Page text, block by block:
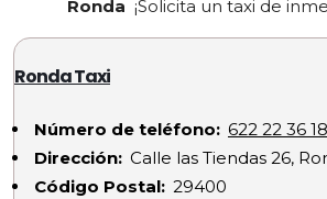
Ronda ¡Solicita un taxi de
Ronda Taxi
Número de teléfono: 622 22 36 18
Dirección: Calle las Tiendas 26,
Código Postal: 29400